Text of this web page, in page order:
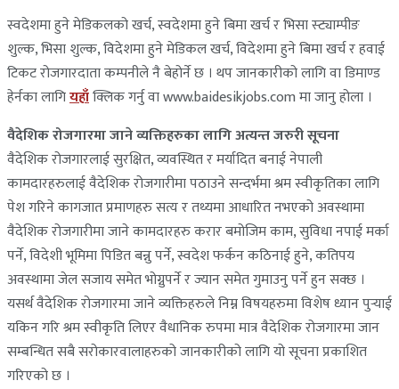
स्वदेशमा हुने मेडिकलको खर्च, स्वदेशमा हुने बिमा खर्च र भिसा स्ट्याम्पीङ
शुल्क, भिसा शुल्क, विदेशमा हुने मेडिकल खर्च, विदेशमा हुने बिमा खर्च र हवाई
टिकट रोजगारदाता कम्पनीले नै बेहोर्ने छ । थप जानकारीको लागि वा डिमाण्ड
हेर्नका लागियहाँक्लिक गर्नु वा www.baidesikjobs.com मा जानु होला ।
वैदेशिक रोजगारमा जाने व्यक्तिहरुका लागि अत्यन्त जरुरी सूचना
वैदेशिक रोजगारलाई सुरक्षित, व्यवस्थित र मर्यादित बनाई नेपाली
कामदारहरुलाई वैदेशिक रोजगारीमा पठाउने सन्दर्भमा श्रम स्वीकृतिका लागि
पेश गरिने कागजात प्रमाणहरु सत्य र तथ्यमा आधारित नभएको अवस्थामा
वैदेशिक रोजगारीमा जाने कामदारहरु करार बमोजिम काम, सुविधा नपाई मर्का
पर्ने, विदेशी भूमिमा पिडित बन्नु पर्ने, स्वदेश फर्कन कठिनाई हुने, कतिपय
अवस्थामा जेल सजाय समेत भोग्नुपर्ने र ज्यान समेत गुमाउनु पर्ने हुन सक्छ ।
यसर्थ वैदेशिक रोजगारमा जाने व्यक्तिहरुले निम्न विषयहरुमा विशेष ध्यान पुर्‍याई
यकिन गरि श्रम स्वीकृति लिएर वैधानिक रुपमा मात्र वैदेशिक रोजगारमा जान
सम्बन्धित सबै सरोकारवालाहरुको जानकारीको लागि यो सूचना प्रकाशित
गरिएको छ ।